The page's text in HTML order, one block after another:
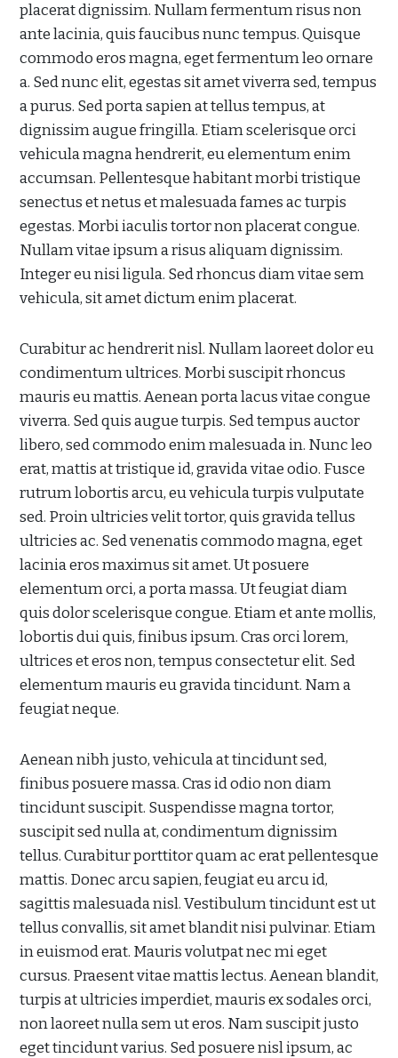
placerat dignissim. Nullam fermentum risus non
ante lacinia, quis faucibus nunc tempus. Quisque
commodo eros magna, eget fermentum leo ornare
a. Sed nunc elit, egestas sit amet viverra sed, tempus
a purus. Sed porta sapien at tellus tempus, at
dignissim augue fringilla. Etiam scelerisque orci
vehicula magna hendrerit, eu elementum enim
accumsan. Pellentesque habitant morbi tristique
senectus et netus et malesuada fames ac turpis
egestas. Morbi iaculis tortor non placerat congue.
Nullam vitae ipsum a risus aliquam dignissim.
Integer eu nisi ligula. Sed rhoncus diam vitae sem
vehicula, sit amet dictum enim placerat.
Curabitur ac hendrerit nisl. Nullam laoreet dolor eu
condimentum ultrices. Morbi suscipit rhoncus
mauris eu mattis. Aenean porta lacus vitae congue
viverra. Sed quis augue turpis. Sed tempus auctor
libero, sed commodo enim malesuada in. Nunc leo
erat, mattis at tristique id, gravida vitae odio. Fusce
rutrum lobortis arcu, eu vehicula turpis vulputate
sed. Proin ultricies velit tortor, quis gravida tellus
ultricies ac. Sed venenatis commodo magna, eget
lacinia eros maximus sit amet. Ut posuere
elementum orci, a porta massa. Ut feugiat diam
quis dolor scelerisque congue. Etiam et ante mollis,
lobortis dui quis, finibus ipsum. Cras orci lorem,
ultrices et eros non, tempus consectetur elit. Sed
elementum mauris eu gravida tincidunt. Nam a
feugiat neque.
Aenean nibh justo, vehicula at tincidunt sed,
finibus posuere massa. Cras id odio non diam
tincidunt suscipit. Suspendisse magna tortor,
suscipit sed nulla at, condimentum dignissim
tellus. Curabitur porttitor quam ac erat pellentesque
mattis. Donec arcu sapien, feugiat eu arcu id,
sagittis malesuada nisl. Vestibulum tincidunt est ut
tellus convallis, sit amet blandit nisi pulvinar. Etiam
in euismod erat. Mauris volutpat nec mi eget
cursus. Praesent vitae mattis lectus. Aenean blandit,
turpis at ultricies imperdiet, mauris ex sodales orci,
non laoreet nulla sem ut eros. Nam suscipit justo
eget tincidunt varius. Sed posuere nisl ipsum, ac